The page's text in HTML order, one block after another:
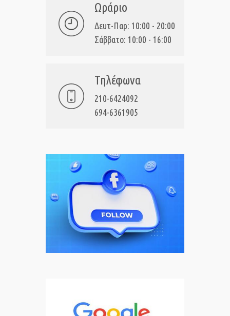
Ωράριο
Δευτ-Παρ: 10:00 - 20:00
Σάββατο: 10:00 - 16:00
Τηλέφωνα
210-6424092
694-6361905